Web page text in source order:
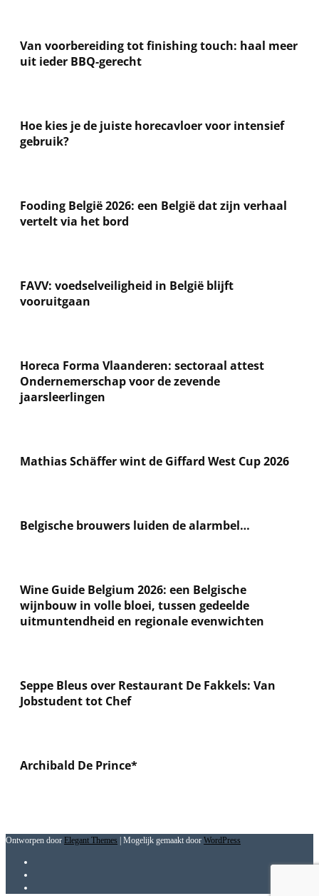
Van voorbereiding tot finishing touch: haal meer
uit ieder BBQ-gerecht
Hoe kies je de juiste horecavloer voor intensief
gebruik?
Fooding België 2026: een België dat zijn verhaal
vertelt via het bord
FAVV: voedselveiligheid in België blijft
vooruitgaan
Horeca Forma Vlaanderen: sectoraal attest
Ondernemerschap voor de zevende
jaarsleerlingen
Mathias Schäffer wint de Giffard West Cup 2026
Belgische brouwers luiden de alarmbel…
Wine Guide Belgium 2026: een Belgische
wijnbouw in volle bloei, tussen gedeelde
uitmuntendheid en regionale evenwichten
Seppe Bleus over Restaurant De Fakkels: Van
Jobstudent tot Chef
Archibald De Prince*
Ontworpen door Elegant Themes | Mogelijk gemaakt door WordPress